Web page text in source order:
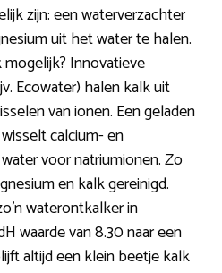
zijn: een waterverzachter
uit het water te halen.
Innovatieve
Ecowater) halen kalk uit
van ionen. Een geladen
calcium- en
voor natriumionen. Zo
en kalk gereinigd.
waterontkalker in
waarde van 8.30 naar een
altijd een klein beetje kalk